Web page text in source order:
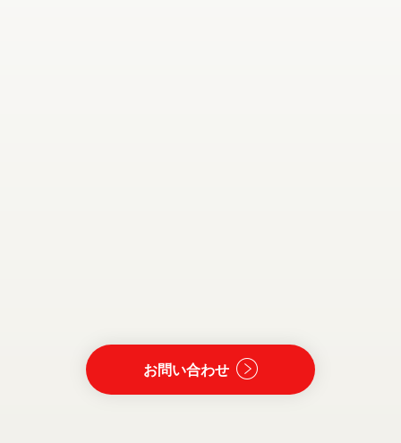
お問い合わせ